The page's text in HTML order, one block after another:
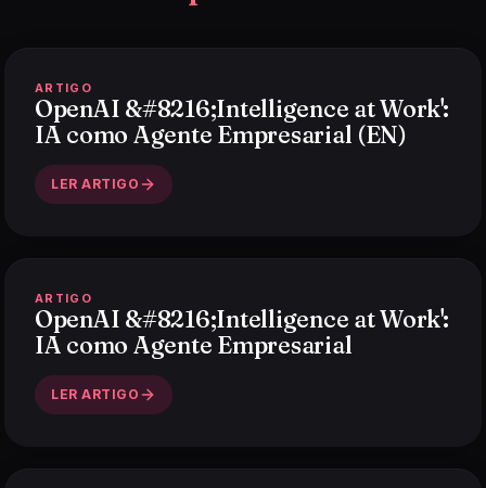
ARTIGO
OpenAI &#8216;Intelligence at Work':
IA como Agente Empresarial (EN)
LER ARTIGO
ARTIGO
OpenAI &#8216;Intelligence at Work':
IA como Agente Empresarial
LER ARTIGO